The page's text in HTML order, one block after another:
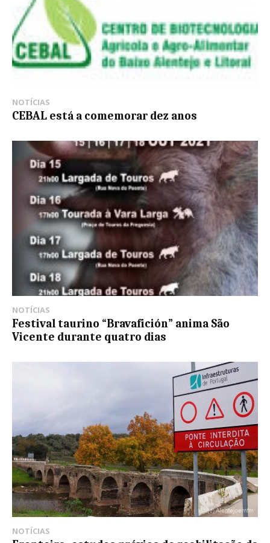
NOTÍCIAS
CEBAL está a comemorar dez anos
NOTÍCIAS
Festival taurino “Bravafición” anima São
Vicente durante quatro dias
NOTÍCIAS